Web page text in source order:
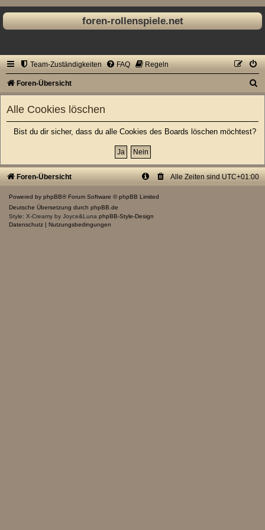
foren-rollenspiele.net
Team-Zuständigkeiten FAQ Regeln
Foren-Übersicht
Alle Cookies löschen
Bist du dir sicher, dass du alle Cookies des Boards löschen möchtest?
Foren-Übersicht Alle Zeiten sind UTC+01:00
Powered by phpBB® Forum Software © phpBB Limited
Deutsche Übersetzung durch phpBB.de
Style: X-Creamy by Joyce&Luna phpBB-Style-Design
Datenschutz | Nutzungsbedingungen